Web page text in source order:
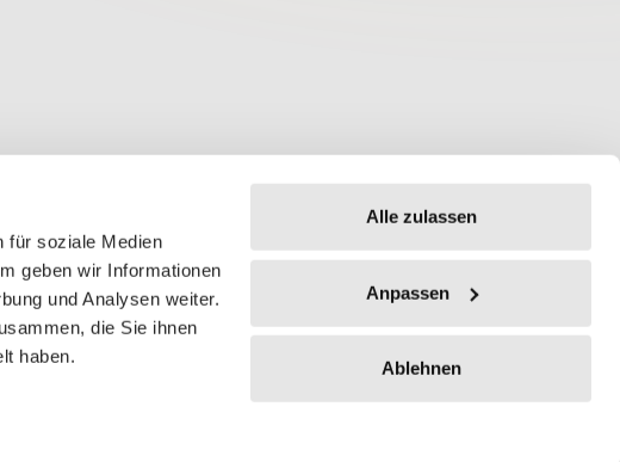
für soziale Medien
geben wir Informationen
und Analysen weiter.
die Sie ihnen
haben.
Alle zulassen
Anpassen
Ablehnen